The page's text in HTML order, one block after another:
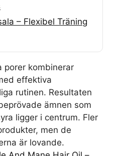
– Flexibel Träning
porer kombinerar
effektiva
rutinen. Resultaten
ämnen som
ligger i centrum. Fler
men de
är lovande.